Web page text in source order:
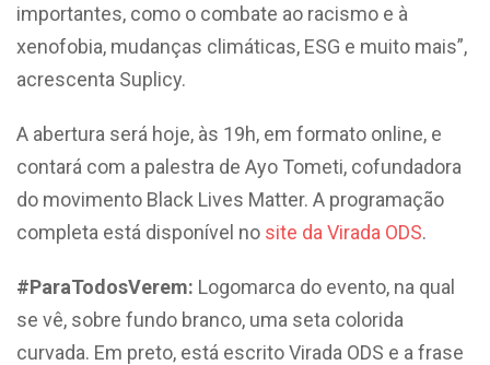
importantes, como o combate ao racismo e à
xenofobia, mudanças climáticas, ESG e muito mais”,
acrescenta Suplicy.
A abertura será hoje, às 19h, em formato online, e
contará com a palestra de Ayo Tometi, cofundadora
do movimento Black Lives Matter. A programação
completa está disponível no site da Virada ODS.
#ParaTodosVerem: Logomarca do evento, na qual
se vê, sobre fundo branco, uma seta colorida
curvada. Em preto, está escrito Virada ODS e a frase